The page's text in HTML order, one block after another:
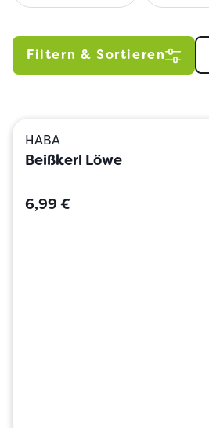
Filtern & Sortieren
HABA
Beißkerl Löwe
6,99 €